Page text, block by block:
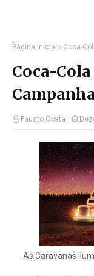
Página inicial Coca-
Coca-
Fausto Costa
As Caravanas